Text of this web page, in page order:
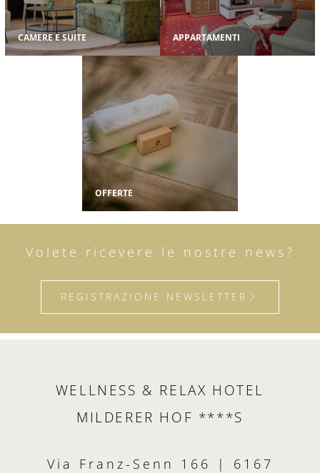
CAMERE E SUITE APPARTAMENTI
OFFERTE
Volete ricevere le nostre news?
REGISTRAZIONE NEWSLETTER
WELLNESS & RELAX HOTEL
MILDERER HOF ****S
Via Franz-Senn 166 | 6167